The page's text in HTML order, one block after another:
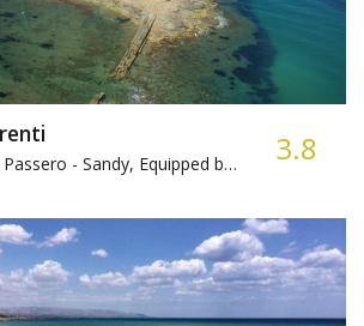
- Sandy, Equipped beach 3.8